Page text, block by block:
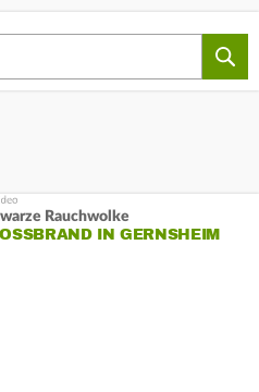
Rauchwolke
IN GERNSHEIM